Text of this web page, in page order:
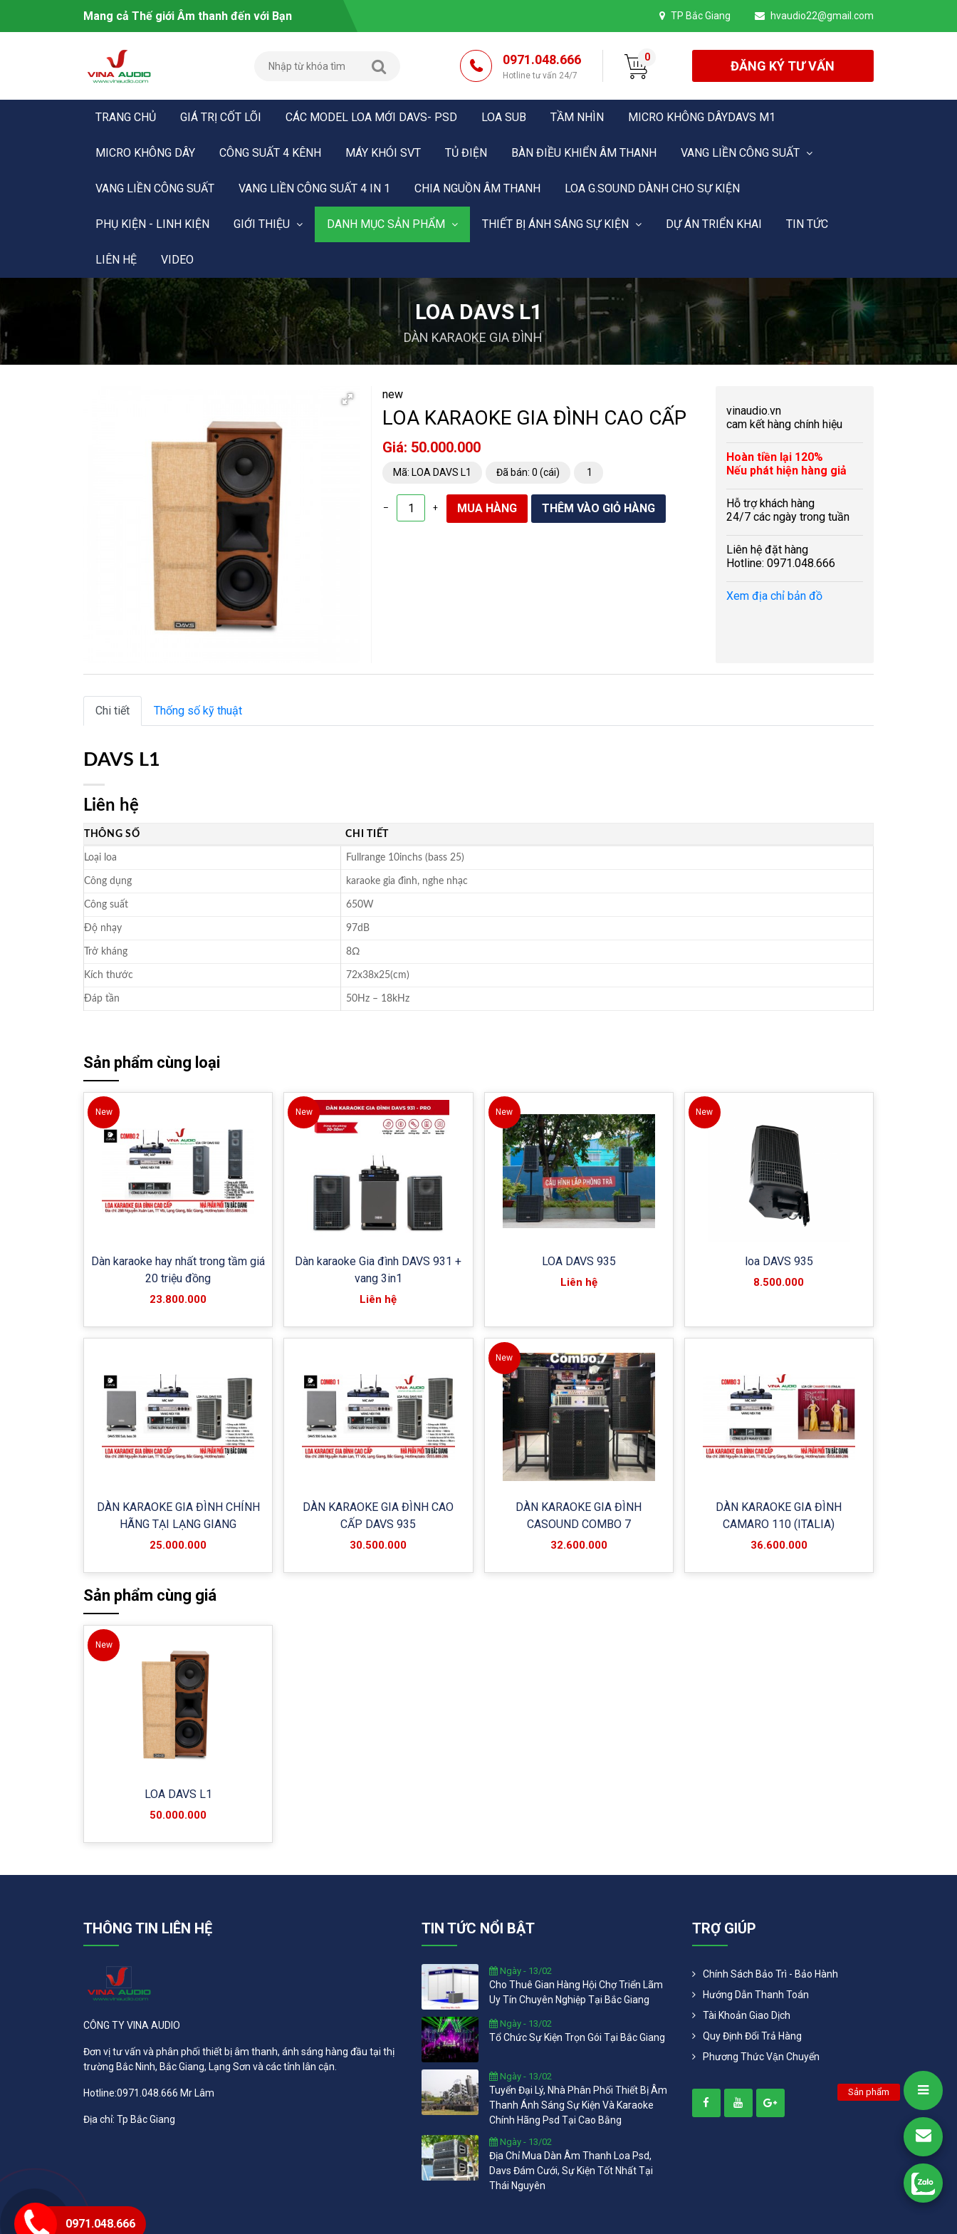
Mang cả Thế giới Âm thanh đến với Bạn TP Bắc Giang hvaudio22@gmail.com
0971.048.666
Hotline tư vấn 24/7
0
ĐĂNG KÝ TƯ VẤN
TRANG CHỦ GIÁ TRỊ CỐT LÕI CÁC MODEL LOA MỚI DAVS- PSD LOA SUB TẦM NHÌN MICRO KHÔNG DÂYDAVS M1
MICRO KHÔNG DÂY CÔNG SUẤT 4 KÊNH MÁY KHÓI SVT TỦ ĐIỆN BÀN ĐIỀU KHIỂN ÂM THANH VANG LIỀN CÔNG SUẤT
VANG LIỀN CÔNG SUẤT VANG LIỀN CÔNG SUẤT 4 IN 1 CHIA NGUỒN ÂM THANH LOA G.SOUND DÀNH CHO SỰ KIỆN
PHỤ KIỆN - LINH KIỆN GIỚI THIỆU DANH MỤC SẢN PHẨM THIẾT BỊ ÁNH SÁNG SỰ KIỆN DỰ ÁN TRIỂN KHAI TIN TỨC
LIÊN HỆ VIDEO
LOA DAVS L1
DÀN KARAOKE GIA ĐÌNH
new
LOA KARAOKE GIA ĐÌNH CAO CẤP
Giá: 50.000.000
Mã: LOA DAVS L1 Đã bán: 0 (cái) 1
– +
vinaudio.vn
cam kết hàng chính hiệu
Hoàn tiền lại 120%
Nếu phát hiện hàng giả
Hỗ trợ khách hàng
24/7 các ngày trong tuần
Liên hệ đặt hàng
Hotline: 0971.048.666
Xem địa chỉ bản đồ
Chi tiết Thống số kỹ thuật
DAVS L1
Liên hệ
THÔNG SỐ CHI TIẾT
Loại loa Fullrange 10inchs (bass 25)
Công dụng karaoke gia đình, nghe nhạc
Công suất 650W
Độ nhạy 97dB
Trở kháng 8Ω
Kích thước 72x38x25(cm)
Đáp tần 50Hz – 18kHz
Sản phẩm cùng loại
New
Dàn karaoke hay nhất trong tầm giá
20 triệu đồng
23.800.000
New
Dàn karaoke Gia đình DAVS 931 +
vang 3in1
Liên hệ
New
LOA DAVS 935
Liên hệ
New
loa DAVS 935
8.500.000
DÀN KARAOKE GIA ĐÌNH CHÍNH
HÃNG TẠI LẠNG GIANG
25.000.000
DÀN KARAOKE GIA ĐÌNH CAO
CẤP DAVS 935
30.500.000
New
DÀN KARAOKE GIA ĐÌNH
CASOUND COMBO 7
32.600.000
DÀN KARAOKE GIA ĐÌNH
CAMARO 110 (ITALIA)
36.600.000
Sản phẩm cùng giá
New
LOA DAVS L1
50.000.000
THÔNG TIN LIÊN HỆ
CÔNG TY VINA AUDIO
Đơn vị tư vấn và phân phối thiết bị âm thanh, ánh sáng hàng đầu tại thị
trường Bắc Ninh, Bắc Giang, Lạng Sơn và các tỉnh lân cận.
Hotline:0971.048.666 Mr Lâm
Địa chỉ: Tp Bắc Giang
TIN TỨC NỔI BẬT
Ngày - 13/02
Cho Thuê Gian Hàng Hội Chợ Triển Lãm
Uy Tín Chuyên Nghiệp Tại Bắc Giang
Ngày - 13/02
Tổ Chức Sự Kiện Trọn Gói Tại Bắc Giang
Ngày - 13/02
Tuyển Đại Lý, Nhà Phân Phối Thiết Bị Âm
Thanh Ánh Sáng Sự Kiện Và Karaoke
Chính Hãng Psd Tại Cao Bằng
Ngày - 13/02
Địa Chỉ Mua Dàn Âm Thanh Loa Psd,
Davs Đám Cưới, Sự Kiện Tốt Nhất Tại
Thái Nguyên
TRỢ GIÚP
Chính Sách Bảo Trì - Bảo Hành
Hướng Dẫn Thanh Toán
Tài Khoản Giao Dịch
Quy Định Đổi Trả Hàng
Phương Thức Vận Chuyển
0971.048.666
Sản phẩm